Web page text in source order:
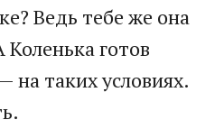
Ведь тебе же она
готов
на таких условиях.